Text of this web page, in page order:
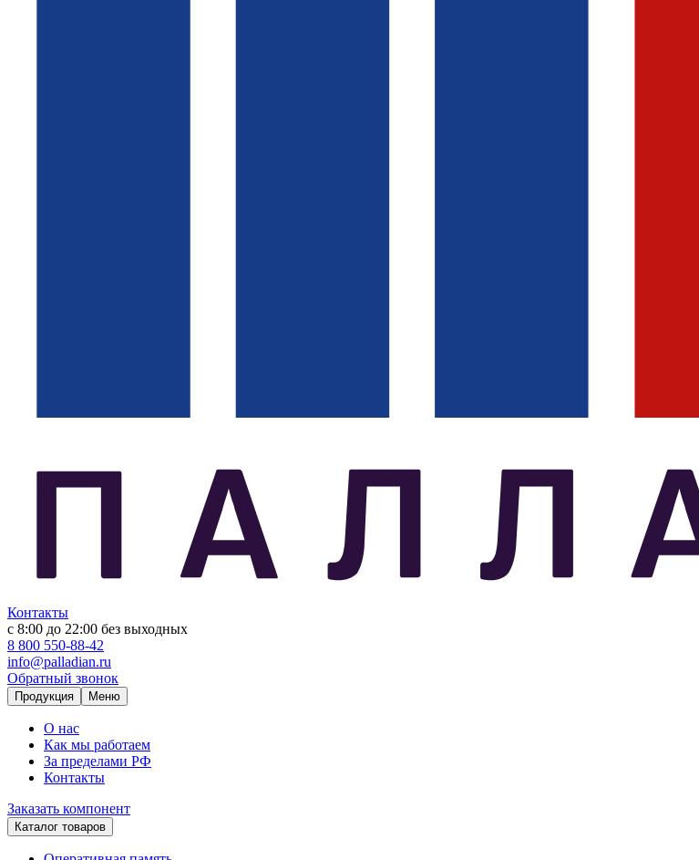
Контакты
с 8:00 до 22:00 без выходных
8 800 550-88-42
info@palladian.ru
Обратный звонок
Продукция Меню
О нас
Как мы работаем
За пределами РФ
Контакты
Заказать компонент
Каталог товаров